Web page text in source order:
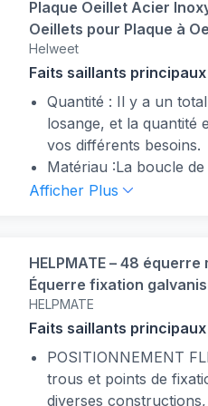
m6*40 ; 4 types
900g, suffisant pour
différents besoins au
【Applications
tailles populaires de
largement utilisés
automobiles, les
protection de
communication, les
Plaque Oeillet Acier
Oeillets pour Plaque à
Inoxydable, Pour
Helweet
Faits saillants principaux
Quantité : Il y a un
losange, et la quantité
vos différents besoins.
Matériau :La boucle
fabriquée en acier
peut être utilisée en
Facile à installer : Les
minutes et vous
à l'intérieur ou à
rapidement sur les
types de murs.
Capacité portante : La
Afficher Plus
HELPMATE – 48
Équerre fixation
fixation avec protection
HELPMATE
Faits saillants principaux
POSITIONNEMENT
trous et points de
diverses